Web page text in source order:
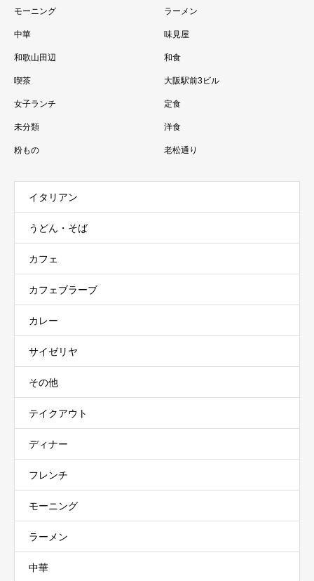
モーニング ラーメン
中華 味見屋
和歌山田辺 和食
喫茶 大阪駅前3ビル
女子ランチ 定食
未分類 洋食
粉もの 老松通り
イタリアン
うどん・そば
カフェ
カフェブラーブ
カレー
サイゼリヤ
その他
テイクアウト
ディナー
フレンチ
モーニング
ラーメン
中華